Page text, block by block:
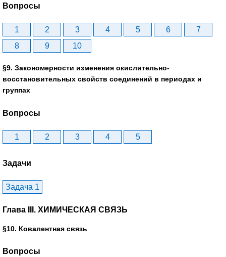
Вопросы
1 2 3 4 5 6
7
8
9 10
§9. Закономерности изменения окислительно-
восстановительных свойств соединений в периодах и
группах
Вопросы
1 2 3 4 5
Задачи
Задача 1
Глава III. ХИМИЧЕСКАЯ СВЯЗЬ
§10. Ковалентная связь
Вопросы